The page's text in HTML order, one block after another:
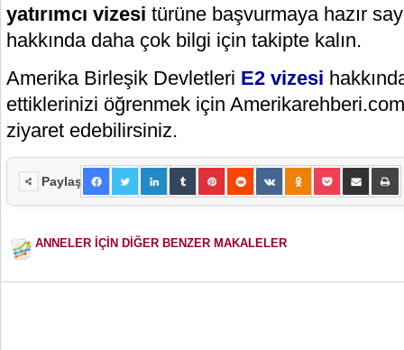
yatırımcı vizesi türüne başvurmaya hazır
hakkında daha çok bilgi için takipte kalın.
Amerika Birleşik Devletleri E2 vizesi
ettiklerinizi öğrenmek için
ziyaret edebilirsiniz.
Paylaş
ANNELER İÇİN DİĞER BENZER MAKALELER